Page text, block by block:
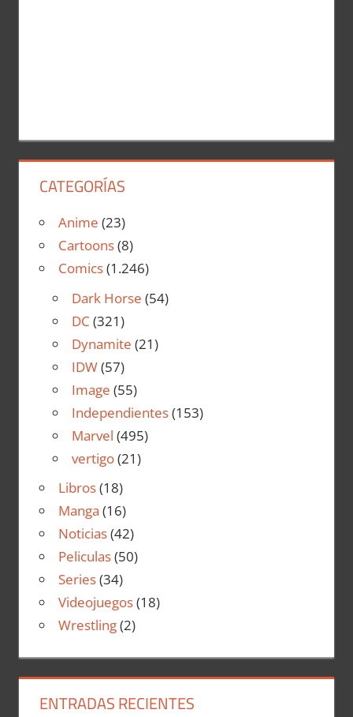
CATEGORÍAS
Anime (23)
Cartoons(8)
Comics(1.246)
Dark Horse (54)
DC (321)
Dynamite (21)
IDW(57)
Image (55)
Independientes(153)
Marvel (495)
vertigo(21)
Libros(18)
Manga (16)
Noticias(42)
Peliculas(50)
Series(34)
Videojuegos(18)
Wrestling(2)
ENTRADAS RECIENTES